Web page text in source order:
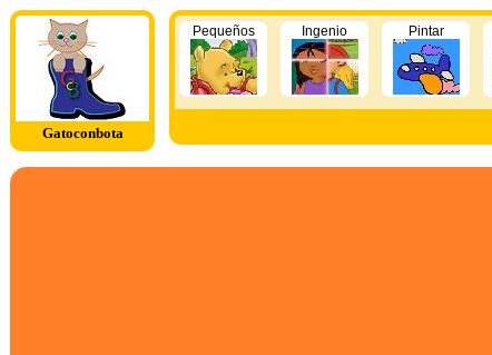
Gatoconbota
Pequeños Ingenio Pintar